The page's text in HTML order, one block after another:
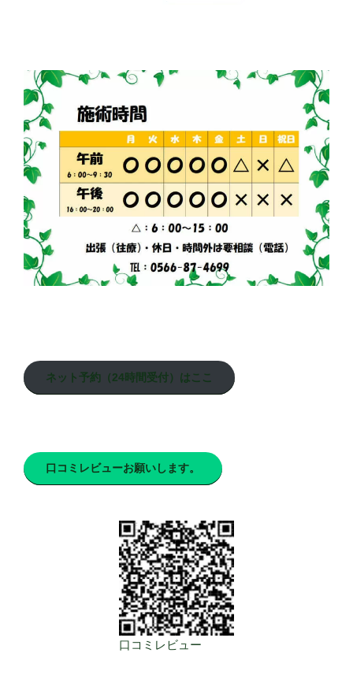
ネット予約（24時間受付）はここ
口コミレビューお願いします。
口コミレビュー